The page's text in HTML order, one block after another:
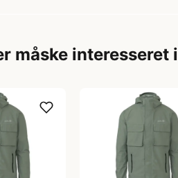
måske interesseret i